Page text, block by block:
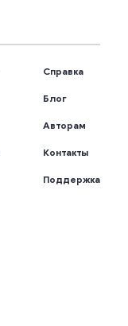
Справка
Блог
Авторам
Контакты
Поддержка